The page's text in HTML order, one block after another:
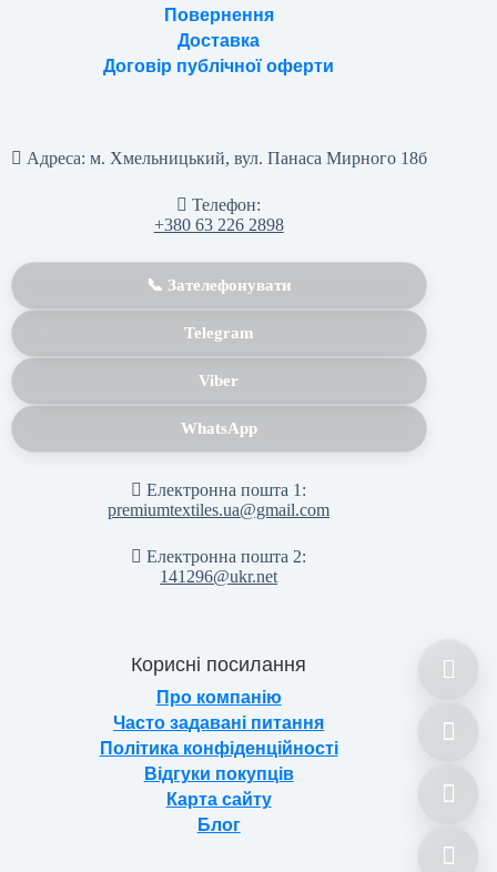
Повернення
Доставка
Договір публічної оферти
Адреса: м. Хмельницький, вул. Панаса Мирного 18б
Телефон:
+380 63 226 2898
📞 Зателефонувати
Telegram
Viber
WhatsApp
Електронна пошта 1:
premiumtextiles.ua@gmail.com
Електронна пошта 2:
141296@ukr.net
Корисні посилання
Про компанію
Часто задавані питання
Політика конфіденційності
Відгуки покупців
Карта сайту
Блог